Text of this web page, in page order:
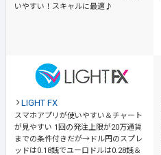
いやすい！スキャルに最適♪
LIGHT FX
スマホアプリが使いやすい＆チャート
が見やすい 1回の発注上限が20万通貨
までの条件付きだが→ドル円のスプレ
ッドは0.18銭でユーロドルは0.28銭＆